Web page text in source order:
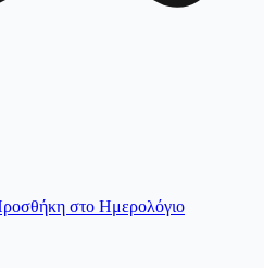
στο Ημερολόγιο